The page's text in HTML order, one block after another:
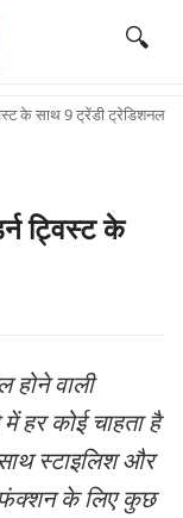
🔍
के साथ 9 ट्रेंडी ट्रेडिशनल
ट्विस्ट के
होने वाली
हर कोई चाहता है
स्टाइलिश और
फंक्शन के लिए कुछ